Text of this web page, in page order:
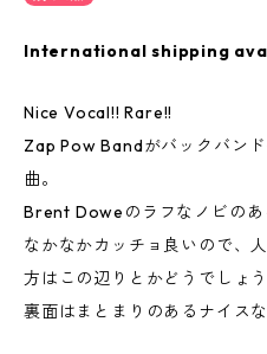
International shipping
Nice Vocal!! Rare!!
Zap Pow Bandがバックバン
曲。
Brent Doweのラフなノビのあ
なかなかカッチョ良いので、
方はこの辺りとかどうでしょ
裏面はまとまりのあるナイス